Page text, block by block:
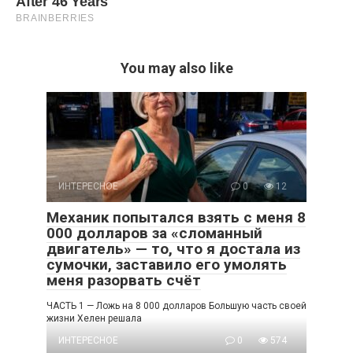
You may also like
ИНТЕРЕСНОЕ 0 12
Механик попытался взять с меня 8
000 долларов за «сломанный
двигатель» — то, что я достала из
сумочки, заставило его умолять
меня разорвать счёт
ЧАСТЬ 1 — Ложь на 8 000 долларов Большую часть своей
жизни Хелен решала
ИНТЕРЕСНОЕ
0 574